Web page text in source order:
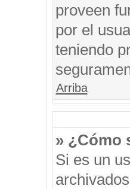
proveen
por el
teniendo
Arriba
» ¿Cómo
Si es un